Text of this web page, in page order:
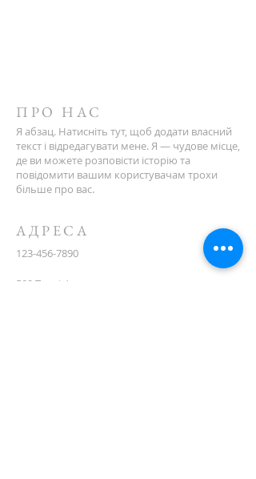
ПРО НАС
Я абзац. Натисніть тут, щоб додати власний
текст і відредагувати мене. Я — чудове місце,
де ви можете розповісти історію та
повідомити вашим користувачам трохи
більше про вас.
АДРЕСА
123-456-7890
500 Террі Франсуа вул